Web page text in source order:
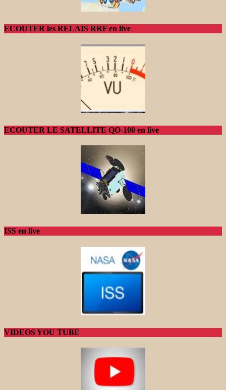
ECOUTER les RELAIS RRF en live
ECOUTER LE SATELLITE QO-100 en live
ISS en live
VIDEOS YOU TUBE